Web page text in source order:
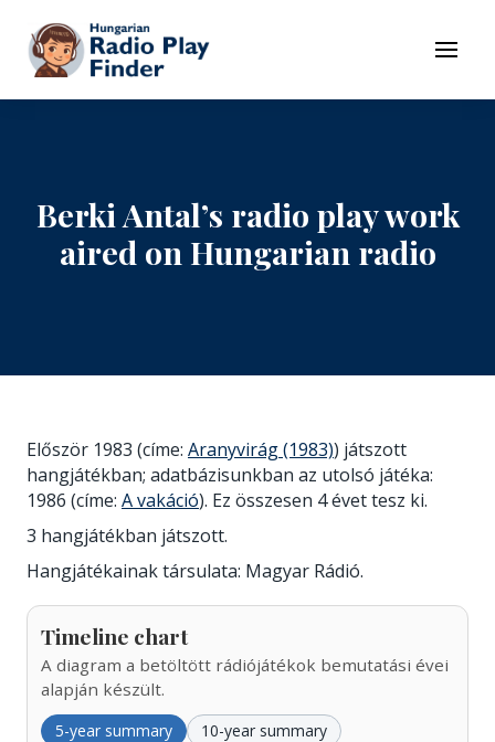
To contents
Menu
Berki Antal’s radio play work
aired on Hungarian radio
Először 1983 (címe: Aranyvirág (1983)) játszott
hangjátékban; adatbázisunkban az utolsó játéka:
1986 (címe: A vakáció). Ez összesen 4 évet tesz ki.
3 hangjátékban játszott.
Hangjátékainak társulata: Magyar Rádió.
Timeline chart
A diagram a betöltött rádiójátékok bemutatási évei
alapján készült.
5-year summary 10-year summary